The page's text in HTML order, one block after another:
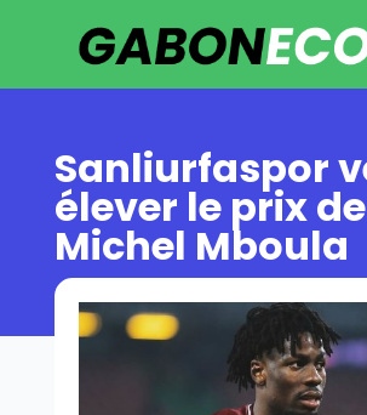
Sanliurfaspor
élever le prix de
Michel Mboula